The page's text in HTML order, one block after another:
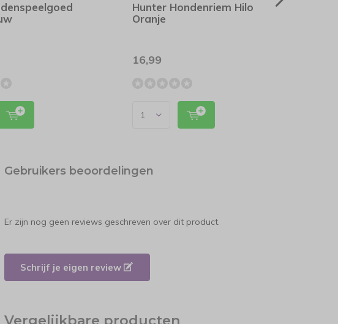
Hunter Hondenriem Hilo
Oranje
16,99
Gebruikers beoordelingen
Er zijn nog geen reviews geschreven over dit product.
Schrijf je eigen review
Vergelijkbare producten